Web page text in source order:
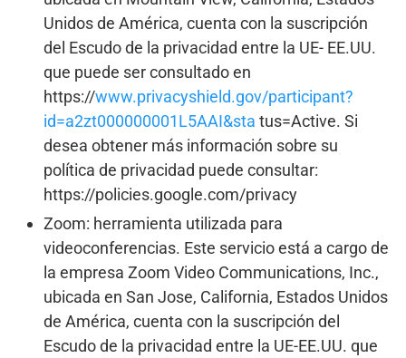
Unidos de América, cuenta con la suscripción
del Escudo de la privacidad entre la UE- EE.UU.
que puede ser consultado en
https://www.privacyshield.gov/participant?
id=a2zt000000001L5AAI&sta tus=Active. Si
desea obtener más información sobre su
política de privacidad puede consultar:
https://policies.google.com/privacy
Zoom: herramienta utilizada para
videoconferencias. Este servicio está a cargo de
la empresa Zoom Video Communications, Inc.,
ubicada en San Jose, California, Estados Unidos
de América, cuenta con la suscripción del
Escudo de la privacidad entre la UE-EE.UU. que